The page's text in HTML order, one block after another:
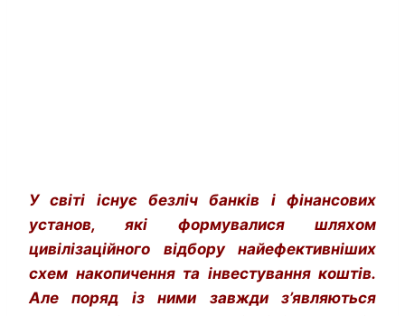
У світі існує безліч банків і фінансових
установ, які формувалися шляхом
цивілізаційного відбору найефективніших
схем накопичення та інвестування коштів.
Але поряд із ними завжди з’являються